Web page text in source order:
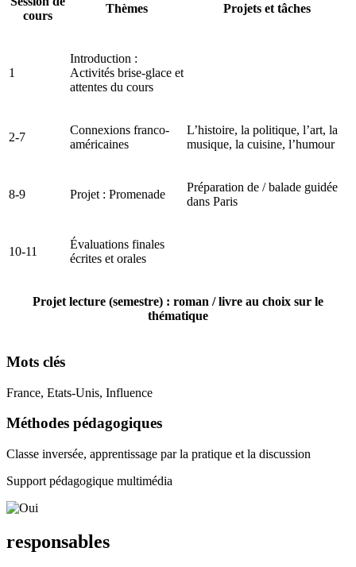
cours
Thèmes Projets et tâches
1
Introduction :
Activités brise-glace et
attentes du cours
2-7
Connexions franco-
américaines
L’histoire, la politique, l’art, la
musique, la cuisine, l’humour
8-9 Projet : Promenade
Préparation de / balade guidée
dans Paris
10-11
Évaluations finales
écrites et orales
Projet lecture (semestre) : roman / livre au choix sur le
thématique
Mots clés
France, Etats-Unis, Influence
Méthodes pédagogiques
Classe inversée, apprentissage par la pratique et la discussion
Support pédagogique multimédia
responsables